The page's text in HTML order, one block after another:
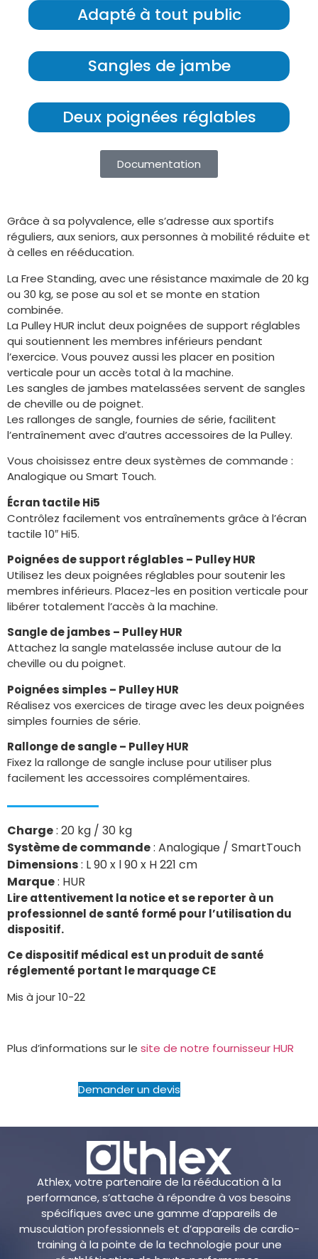
Adapté à tout public
Sangles de jambe
Deux poignées réglables
Documentation
Grâce à sa polyvalence, elle s’adresse aux sportifs
réguliers, aux seniors, aux personnes à mobilité réduite et
à celles en rééducation.
La Free Standing, avec une résistance maximale de 20 kg
ou 30 kg, se pose au sol et se monte en station
combinée.
La Pulley HUR inclut deux poignées de support réglables
qui soutiennent les membres inférieurs pendant
l’exercice. Vous pouvez aussi les placer en position
verticale pour un accès total à la machine.
Les sangles de jambes matelassées servent de sangles
de cheville ou de poignet.
Les rallonges de sangle, fournies de série, facilitent
l’entraînement avec d’autres accessoires de la Pulley.
Vous choisissez entre deux systèmes de commande :
Analogique ou Smart Touch.
Écran tactile Hi5
Contrôlez facilement vos entraînements grâce à l’écran
tactile 10″ Hi5.
Poignées de support réglables – Pulley HUR
Utilisez les deux poignées réglables pour soutenir les
membres inférieurs. Placez-les en position verticale pour
libérer totalement l’accès à la machine.
Sangle de jambes – Pulley HUR
Attachez la sangle matelassée incluse autour de la
cheville ou du poignet.
Poignées simples – Pulley HUR
Réalisez vos exercices de tirage avec les deux poignées
simples fournies de série.
Rallonge de sangle – Pulley HUR
Fixez la rallonge de sangle incluse pour utiliser plus
facilement les accessoires complémentaires.
Charge: 20 kg / 30 kg
Système de commande: Analogique / SmartTouch
Dimensions: L 90 x l 90 x H 221 cm
Marque: HUR
Lire attentivement la notice et se reporter à un
professionnel de santé formé pour l’utilisation du
dispositif.
Ce dispositif médical est un produit de santé
réglementé portant le marquage CE
Mis à jour 10-22
Plus d’informations sur le site de notre fournisseur HUR
Demander un devis
Athlex, votre partenaire de la rééducation à la
performance, s’attache à répondre à vos besoins
spécifiques avec une gamme d’appareils de
musculation professionnels et d’appareils de cardio-
training à la pointe de la technologie pour une